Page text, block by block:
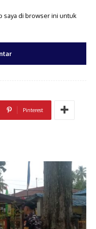
saya di browser ini untuk
Pinterest